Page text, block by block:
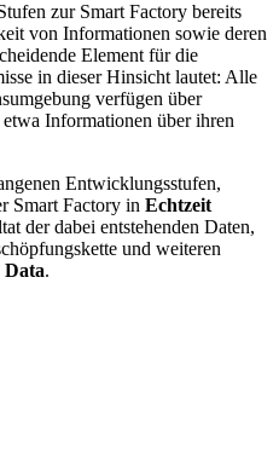
zur Smart Factory bereits
von Informationen sowie deren
Element für die
in dieser Hinsicht lautet: Alle
verfügen über
Informationen über ihren
Entwicklungsstufen,
Smart Factory in Echtzeit
der dabei entstehenden Daten,
und weiteren
Data.